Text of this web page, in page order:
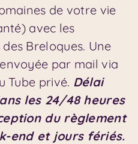
de votre vie
avec les
des Breloques. Une
par mail via
Tube privé. Délai
les 24/48 heures
du règlement
end et jours fériés.